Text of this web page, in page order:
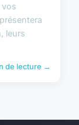
vos
leurs
de lecture →